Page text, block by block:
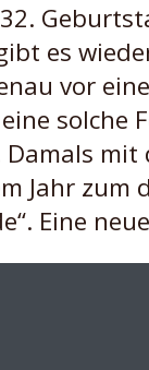
es
vor
solche
mit
Jahr zum
Eine